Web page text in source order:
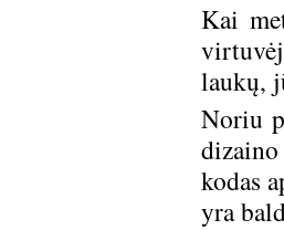
Kai
laukų,
Noriu
kodas
yra